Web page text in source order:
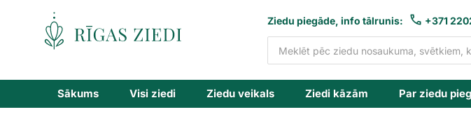
Ziedu
piegāde
Ziedu piegāde, info tālrunis: +371
Sākums Visi ziedi Ziedu veikals Ziedi kāzām Par ziedu